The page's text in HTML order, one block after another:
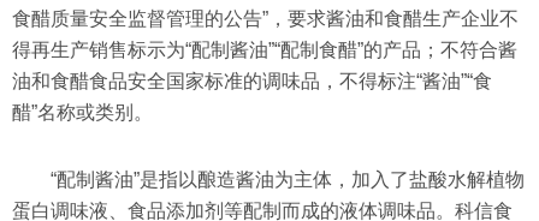
食醋质量安全监督管理的公告”，要求酱油和食醋生产企业不
得再生产销售标示为“配制酱油”“配制食醋”的产品；不符合酱
油和食醋食品安全国家标准的调味品，不得标注“酱油”“食
醋”名称或类别。
“配制酱油”是指以酿造酱油为主体，加入了盐酸水解植物
蛋白调味液、食品添加剂等配制而成的液体调味品。科信食